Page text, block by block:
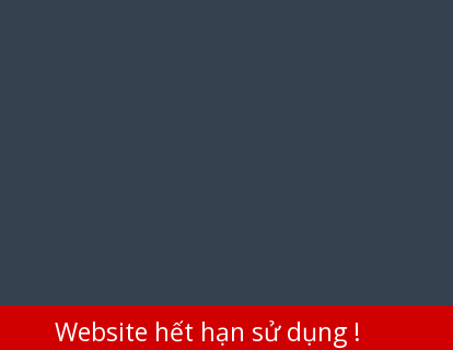
Website hết hạn sử dụng !